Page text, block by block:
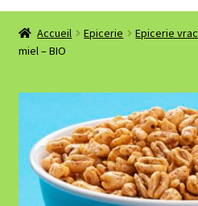
Accueil
Où nous trouver ? Contact
Accueil Epicerie Epicerie vrac
miel – BIO